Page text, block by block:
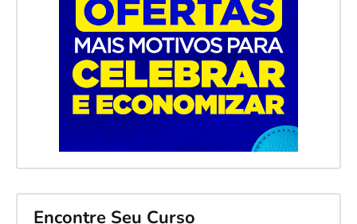
Encontre Seu Curso